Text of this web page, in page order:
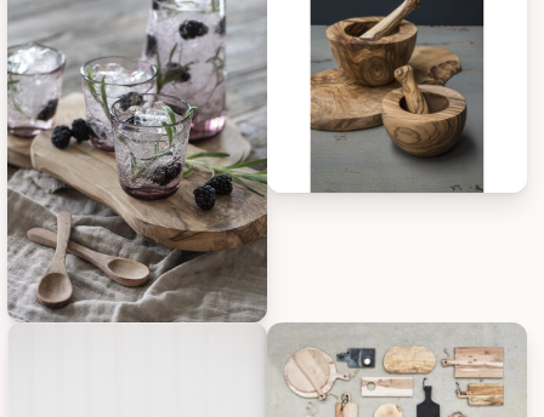
IB Laursen Schneidebrett UNIKA, Bild 1